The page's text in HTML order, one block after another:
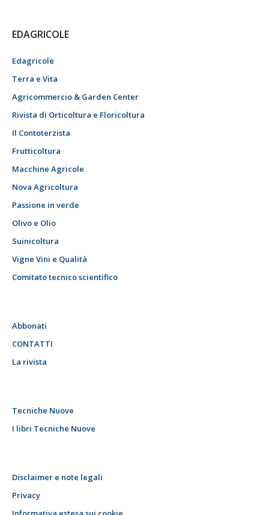
EDAGRICOLE
Edagricole
Terra e Vita
Agricommercio & Garden Center
Rivista di Orticoltura e Floricoltura
Il Contoterzista
Frutticoltura
Macchine Agricole
Nova Agricoltura
Passione in verde
Olivo e Olio
Suinicoltura
Vigne Vini e Qualità
Comitato tecnico scientifico
Abbonati
CONTATTI
La rivista
Tecniche Nuove
I libri Tecniche Nuove
Disclaimer e note legali
Privacy